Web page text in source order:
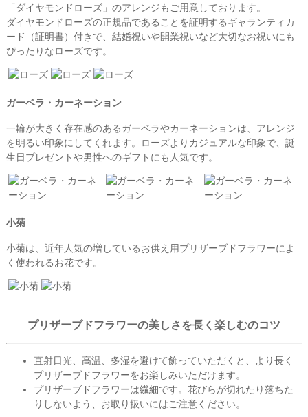
「ダイヤモンドローズ」のアレンジもご用意しております。
ダイヤモンドローズの正規品であることを証明するギャランティカ
ード（証明書）付きで、結婚祝いや開業祝いなど大切なお祝いにも
ぴったりなローズです。
ガーベラ・カーネーション
一輪が大きく存在感のあるガーベラやカーネーションは、アレンジ
を明るい印象にしてくれます。ローズよりカジュアルな印象で、誕
生日プレゼントや男性へのギフトにも人気です。
小菊
小菊は、近年人気の増しているお供え用プリザーブドフラワーによ
く使われるお花です。
プリザーブドフラワーの美しさを長く楽しむのコツ
直射日光、高温、多湿を避けて飾っていただくと、より長く
プリザーブドフラワーをお楽しみいただけます。
プリザーブドフラワーは繊細です。花びらが切れたり落ちた
りしないよう、お取り扱いにはご注意ください。